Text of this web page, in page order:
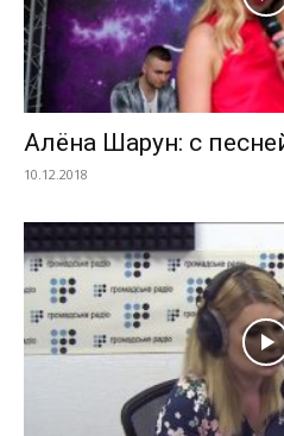
Алёна Шарун: с
10.12.2018